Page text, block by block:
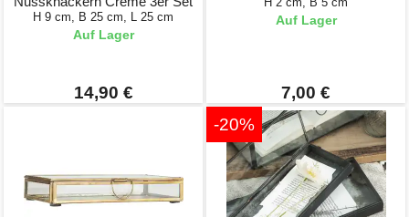
H 9 cm, B 25 cm, L 25 cm
Auf Lager
14,90 €
Auf Lager
7,00 €
-20%